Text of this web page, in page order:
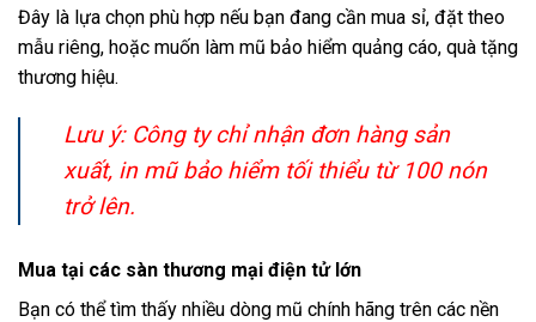
Đây là lựa chọn phù hợp nếu bạn đang cần mua sỉ, đặt theo
mẫu riêng, hoặc muốn làm mũ bảo hiểm quảng cáo, quà tặng
thương hiệu.
Lưu ý: Công ty chỉ nhận đơn hàng sản
xuất, in mũ bảo hiểm tối thiểu từ 100 nón
trở lên.
Mua tại các sàn thương mại điện tử lớn
Bạn có thể tìm thấy nhiều dòng mũ chính hãng trên các nền